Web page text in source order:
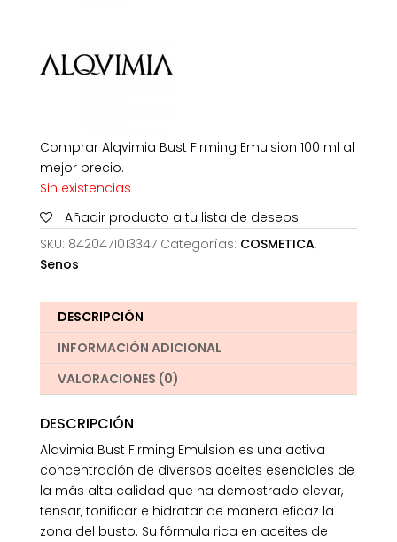
Comprar Alqvimia Bust Firming Emulsion 100 ml al
mejor precio.
Sin existencias
Añadir producto a tu lista de deseos
SKU: 8420471013347 Categorías: COSMETICA,
Senos
DESCRIPCIÓN
INFORMACIÓN ADICIONAL
VALORACIONES (0)
DESCRIPCIÓN
Alqvimia Bust Firming Emulsion es una activa
concentración de diversos aceites esenciales de
la más alta calidad que ha demostrado elevar,
tensar, tonificar e hidratar de manera eficaz la
zona del busto. Su fórmula rica en aceites de